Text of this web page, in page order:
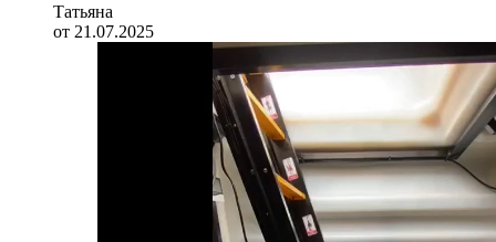
Татьяна
от 21.07.2025